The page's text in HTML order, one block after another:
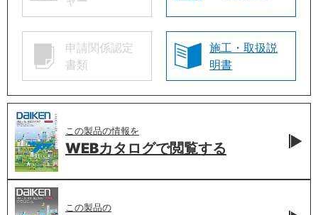
申請関係認定
書類
施工・取扱説
明書
この製品の情報を
WEBカタログで閲覧する
この製品の